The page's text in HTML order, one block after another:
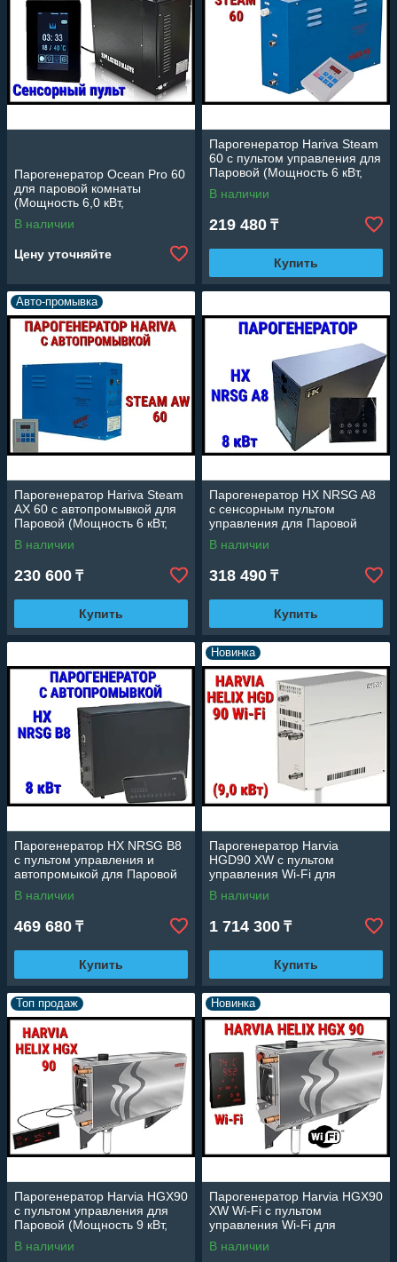
Парогенератор Ocean Pro 60
для паровой комнаты
(Мощность 6,0 кВт,
сенсорный пульт,
автоматическая промывка)
В наличии
Цену уточняйте
Парогенератор Hariva Steam
60 c пультом управления для
Паровой (Мощность 6 кВт,
объем 2-7 м3)
В наличии
219 480 ₸
Купить
Авто-промывка
Парогенератор Hariva Steam
AX 60 c автопромывкой для
Паровой (Мощность 6 кВт,
объем 2-7 м3)
В наличии
230 600 ₸
Купить
Парогенератор HX NRSG A8
c сенсорным пультом
управления для Паровой
комнаты (Мощность 8 кВт,
объем 4-8 м3)
В наличии
318 490 ₸
Купить
Парогенератор HX NRSG B8
c пультом управления и
автопромыкой для Паровой
комнаты (Мощность 8 кВт,
объем 3-9 м3)
В наличии
469 680 ₸
Купить
Новинка
Парогенератор Harvia
HGD90 XW c пультом
управления Wi-Fi для
Паровой (Мощность 9,0 кВт,
объем 4,5-10 м3)
В наличии
1 714 300 ₸
Купить
Топ продаж
Парогенератор Harvia HGX90
c пультом управления для
Паровой (Мощность 9 кВт,
объем 4,5-10 м3)
В наличии
Новинка
Парогенератор Harvia HGX90
XW Wi-Fi c пультом
управления Wi-Fi для
Паровой (Мощность 9 кВт,
объем 4,5-10 м3)
В наличии